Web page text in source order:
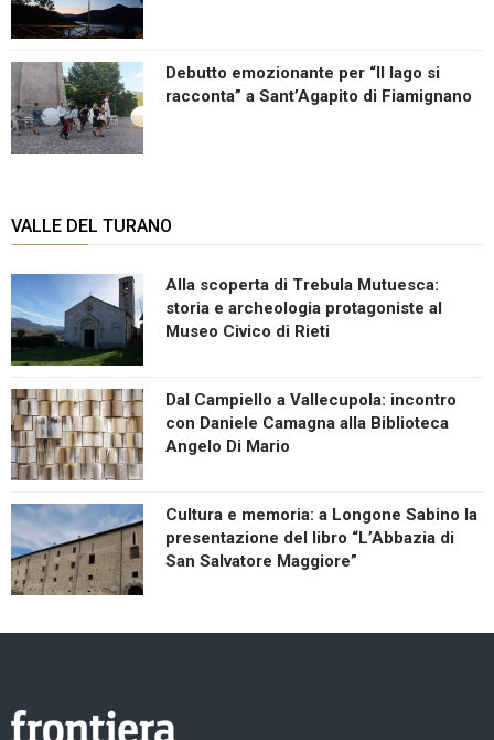
Debutto emozionante per “Il lago si
racconta” a Sant’Agapito di Fiamignano
VALLE DEL TURANO
Alla scoperta di Trebula Mutuesca:
storia e archeologia protagoniste al
Museo Civico di Rieti
Dal Campiello a Vallecupola: incontro
con Daniele Camagna alla Biblioteca
Angelo Di Mario
Cultura e memoria: a Longone Sabino la
presentazione del libro “L’Abbazia di
San Salvatore Maggiore”